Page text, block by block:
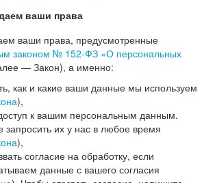
ваши права
ваши права, предусмотренные
законом № 152-ФЗ «О персональных
— Закон), а именно:
как и какие ваши данные мы используем
),
к вашим персональным данным.
запросить их у нас в любое время
),
согласие на обработку, если
данные с вашего согласия